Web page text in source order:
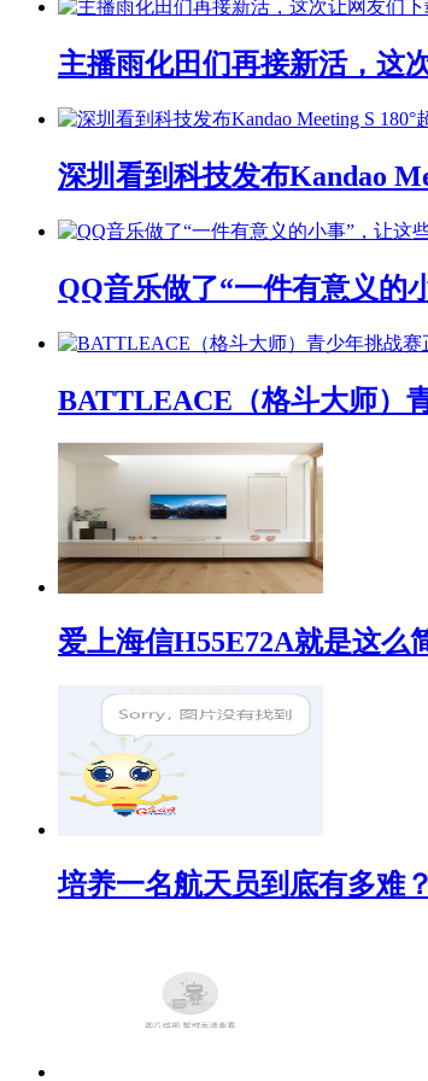
主播雨化田们再接新活，这
深圳看到科技发布Kandao
QQ音乐做了“一件有意义的
BATTLEACE（格斗大师）
爱上海信H55E72A就是这么
培养一名航天员到底有多难？